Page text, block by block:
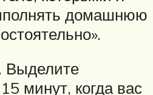
домашнюю
Выделите
минут, когда вас